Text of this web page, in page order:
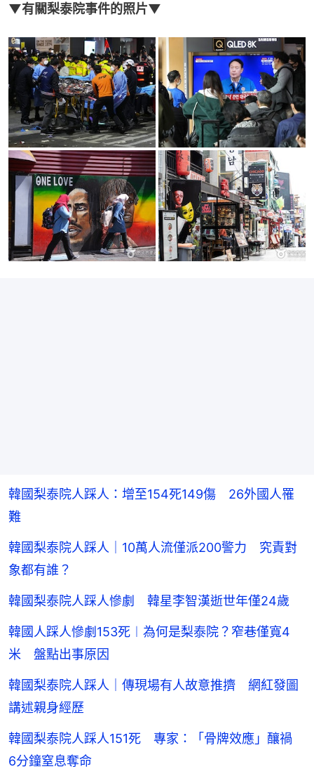
▼有關梨泰院事件的照片▼
韓國梨泰院人踩人：增至154死149傷 26外國人罹
難
韓國梨泰院人踩人｜10萬人流僅派200警力 究責對
象都有誰？
韓國梨泰院人踩人慘劇 韓星李智漢逝世年僅24歲
韓國人踩人慘劇153死︱為何是梨泰院？窄巷僅寬4
米 盤點出事原因
韓國梨泰院人踩人｜傳現場有人故意推擠 網紅發圖
講述親身經歷
韓國梨泰院人踩人151死 專家：「骨牌效應」釀禍
6分鐘窒息奪命